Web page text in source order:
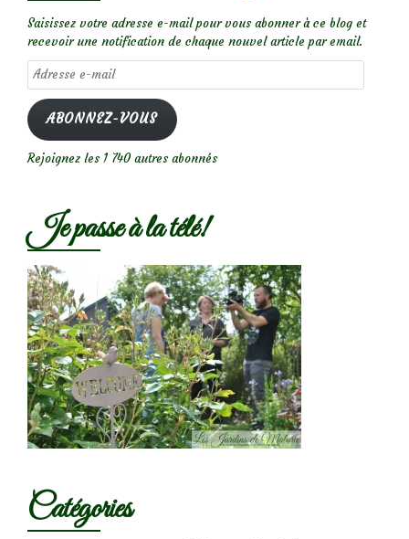
Saisissez votre adresse e-mail pour vous abonner à ce blog et
recevoir une notification de chaque nouvel article par email.
Adresse
e-
mail
ABONNEZ-VOUS
Rejoignez les 1 740 autres abonnés
Je passe à la télé!
Catégories